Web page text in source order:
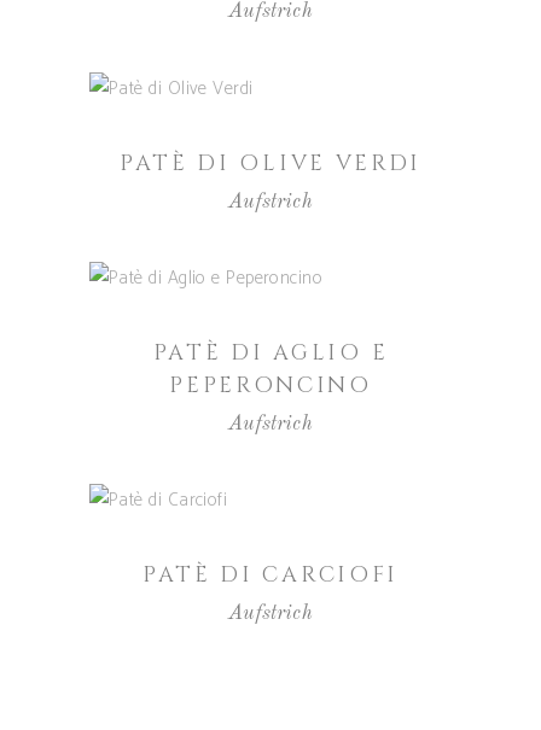
Aufstrich
PATÈ DI OLIVE VERDI
Aufstrich
PATÈ DI AGLIO E
PEPERONCINO
Aufstrich
PATÈ DI CARCIOFI
Aufstrich